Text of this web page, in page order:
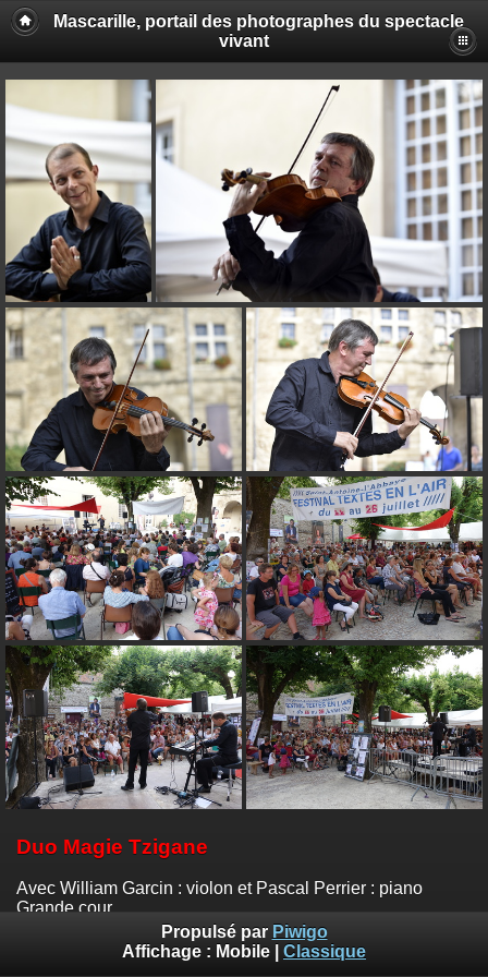
Mascarille, portail des photographes du spectacle
vivant
Duo Magie Tzigane
Avec William Garcin : violon et Pascal Perrier : piano
Grande cour
Emile ZeizigPropulsé par Piwigo
Affichage : Mobile Classique